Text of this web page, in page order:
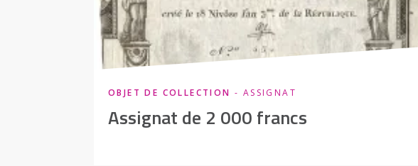
OBJET DE COLLECTION - ASSIGNAT
Assignat de 2 000 francs